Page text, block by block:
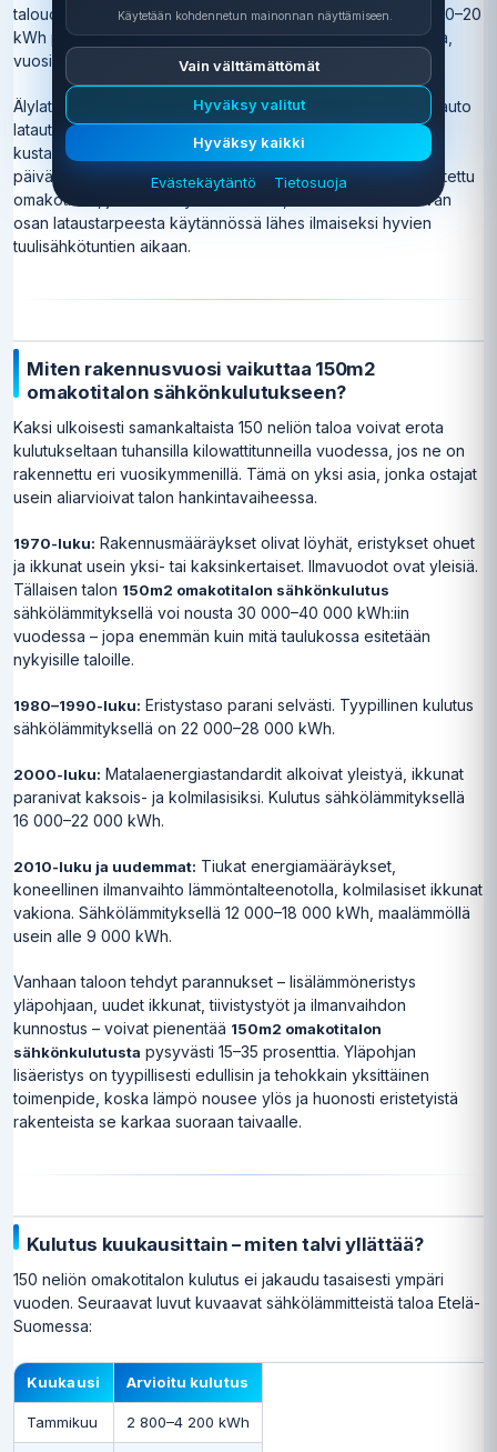
taloudessa. Kotilatauksessa tavallinen sähköauto tarvitsee 10–20
kWh per lataustapahtuma. Jos autoa ladataan lähes joka ilta,
vuosikulutus kasvaa 2 500–5 000 kWh.
Älylataus on tässä tilanteessa erittäin tehokas työkalu. Kun auto
latautuu yöllä halvimmilla pörssisähkötunneilla, latauksen
kustannus voi pudota 40–60 prosenttia verrattuna
päiväaikaiseen lataukseen. Pörssisähkösopimuksella varustettu
omakotitalo, jossa on älylatausasema, voi kattaa merkittävän
osan lataustarpeesta käytännössä lähes ilmaiseksi hyvien
tuulisähkötuntien aikaan.
Miten rakennusvuosi vaikuttaa 150m2
omakotitalon sähkönkulutukseen?
Kaksi ulkoisesti samankaltaista 150 neliön taloa voivat erota
kulutukseltaan tuhansilla kilowattitunneilla vuodessa, jos ne on
rakennettu eri vuosikymmenillä. Tämä on yksi asia, jonka ostajat
usein aliarvioivat talon hankintavaiheessa.
1970-luku: Rakennusmääräykset olivat löyhät, eristykset ohuet
ja ikkunat usein yksi- tai kaksinkertaiset. Ilmavuodot ovat yleisiä.
Tällaisen talon 150m2 omakotitalon sähkönkulutus
sähkölämmityksellä voi nousta 30 000–40 000 kWh:iin
vuodessa – jopa enemmän kuin mitä taulukossa esitetään
nykyisille taloille.
1980–1990-luku: Eristystaso parani selvästi. Tyypillinen kulutus
sähkölämmityksellä on 22 000–28 000 kWh.
2000-luku: Matalaenergiastandardit alkoivat yleistyä, ikkunat
paranivat kaksois- ja kolmilasisiksi. Kulutus sähkölämmityksellä
16 000–22 000 kWh.
2010-luku ja uudemmat: Tiukat energiamääräykset,
koneellinen ilmanvaihto lämmöntalteenotolla, kolmilasiset ikkunat
vakiona. Sähkölämmityksellä 12 000–18 000 kWh, maalämmöllä
usein alle 9 000 kWh.
Vanhaan taloon tehdyt parannukset – lisälämmöneristys
yläpohjaan, uudet ikkunat, tiivistystyöt ja ilmanvaihdon
kunnostus – voivat pienentää 150m2 omakotitalon
sähkönkulutusta pysyvästi 15–35 prosenttia. Yläpohjan
lisäeristys on tyypillisesti edullisin ja tehokkain yksittäinen
toimenpide, koska lämpö nousee ylös ja huonosti eristetyistä
rakenteista se karkaa suoraan taivaalle.
Kulutus kuukausittain – miten talvi yllättää?
150 neliön omakotitalon kulutus ei jakaudu tasaisesti ympäri
vuoden. Seuraavat luvut kuvaavat sähkölämmitteistä taloa Etelä-
Suomessa:
Kuukausi Arvioitu kulutus
Tammikuu 2 800–4 200 kWh
Käytetään kohdennetun mainonnan näyttämiseen.
Vain välttämättömät
Hyväksy valitut
Hyväksy kaikki
Evästekäytäntö Tietosuoja